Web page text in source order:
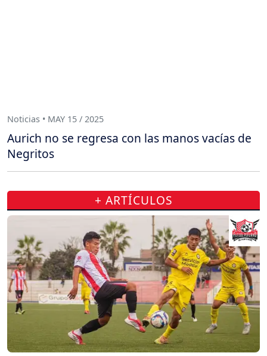
Noticias • MAY 15 / 2025
Aurich no se regresa con las manos vacías de
Negritos
+ ARTÍCULOS